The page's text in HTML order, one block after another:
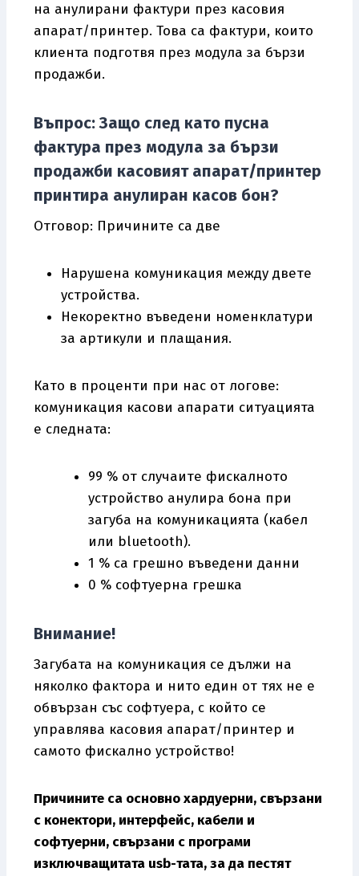
на анулирани фактури през касовия
апарат/принтер. Това са фактури, които
клиента подготвя през модула за бързи
продажби.
Въпрос: Защо след като пусна
фактура през модула за бързи
продажби касовият апарат/принтер
принтира анулиран касов бон?
Отговор: Причините са две
Нарушена комуникация между двете
устройства.
Некоректно въведени номенклатури
за артикули и плащания.
Като в проценти при нас от логове:
комуникация касови апарати ситуацията
е следната:
99 % от случаите фискалното
устройство анулира бона при
загуба на комуникацията (кабел
или bluetooth).
1 % са грешно въведени данни
0 % софтуерна грешка
Внимание!
Загубата на комуникация се дължи на
няколко фактора и нито един от тях не е
обвързан със софтуера, с който се
управлява касовия апарат/принтер и
самото фискално устройство!
Причините са основно хардуерни, свързани
с конектори, интерфейс, кабели и
софтуерни, свързани с програми
изключващитата usb-тата, за да пестят